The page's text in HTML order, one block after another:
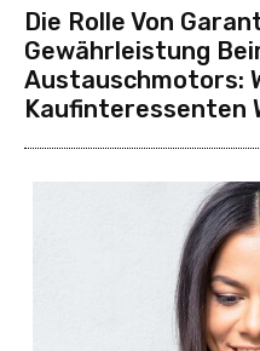
Die Rolle Von
Gewährleistung
Austauschmotors:
Kaufinteressenten